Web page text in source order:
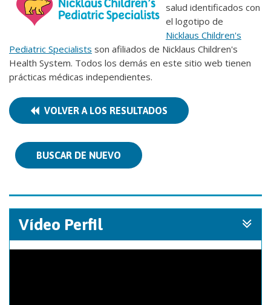
salud identificados con
el logotipo de
Nicklaus Children's
Pediatric Specialists son afiliados de Nicklaus Children's
Health System. Todos los demás en este sitio web tienen
prácticas médicas independientes.
VOLVER A LOS RESULTADOS
BUSCAR DE NUEVO
Vídeo Perfil